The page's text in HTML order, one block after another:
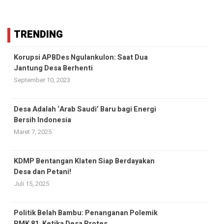
TRENDING
Korupsi APBDes Ngulankulon: Saat Dua
Jantung Desa Berhenti
September 10, 2023
Desa Adalah ‘Arab Saudi’ Baru bagi Energi
Bersih Indonesia
Maret 7, 2025
KDMP Bentangan Klaten Siap Berdayakan
Desa dan Petani!
Juli 15, 2025
Politik Belah Bambu: Penanganan Polemik